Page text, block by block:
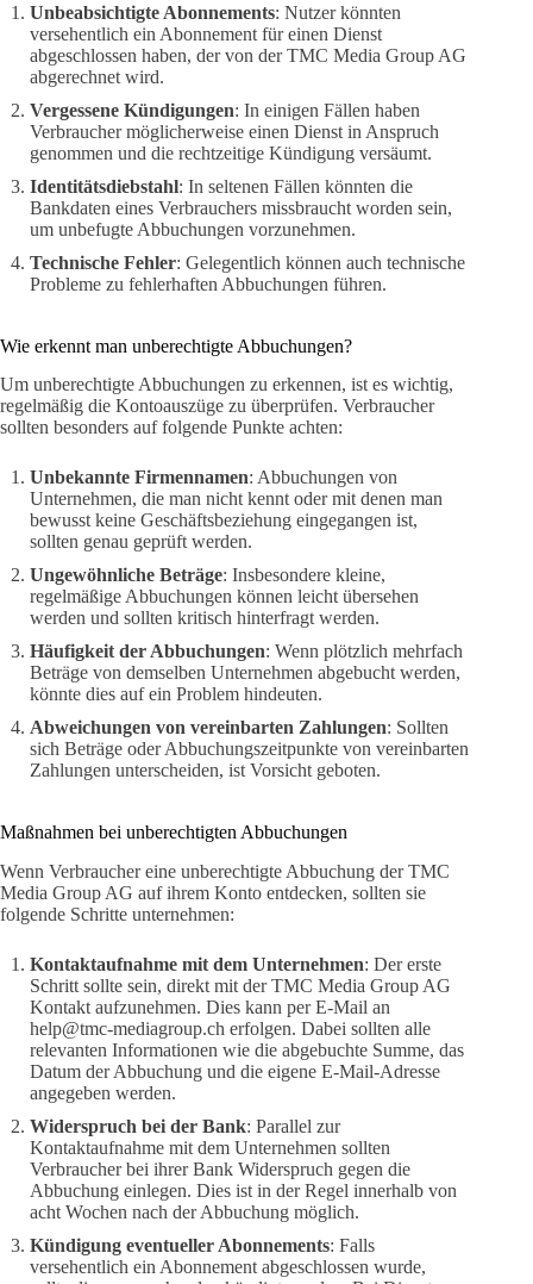
Unbeabsichtigte Abonnements: Nutzer könnten
versehentlich ein Abonnement für einen Dienst
abgeschlossen haben, der von der TMC Media Group AG
abgerechnet wird.
Vergessene Kündigungen: In einigen Fällen haben
Verbraucher möglicherweise einen Dienst in Anspruch
genommen und die rechtzeitige Kündigung versäumt.
Identitätsdiebstahl: In seltenen Fällen könnten die
Bankdaten eines Verbrauchers missbraucht worden sein,
um unbefugte Abbuchungen vorzunehmen.
Technische Fehler: Gelegentlich können auch technische
Probleme zu fehlerhaften Abbuchungen führen.
Wie erkennt man unberechtigte Abbuchungen?
Um unberechtigte Abbuchungen zu erkennen, ist es wichtig,
regelmäßig die Kontoauszüge zu überprüfen. Verbraucher
sollten besonders auf folgende Punkte achten:
Unbekannte Firmennamen: Abbuchungen von
Unternehmen, die man nicht kennt oder mit denen man
bewusst keine Geschäftsbeziehung eingegangen ist,
sollten genau geprüft werden.
Ungewöhnliche Beträge: Insbesondere kleine,
regelmäßige Abbuchungen können leicht übersehen
werden und sollten kritisch hinterfragt werden.
Häufigkeit der Abbuchungen: Wenn plötzlich mehrfach
Beträge von demselben Unternehmen abgebucht werden,
könnte dies auf ein Problem hindeuten.
Abweichungen von vereinbarten Zahlungen: Sollten
sich Beträge oder Abbuchungszeitpunkte von vereinbarten
Zahlungen unterscheiden, ist Vorsicht geboten.
Maßnahmen bei unberechtigten Abbuchungen
Wenn Verbraucher eine unberechtigte Abbuchung der TMC
Media Group AG auf ihrem Konto entdecken, sollten sie
folgende Schritte unternehmen:
Kontaktaufnahme mit dem Unternehmen: Der erste
Schritt sollte sein, direkt mit der TMC Media Group AG
Kontakt aufzunehmen. Dies kann per E-Mail an
help@tmc-mediagroup.ch erfolgen. Dabei sollten alle
relevanten Informationen wie die abgebuchte Summe, das
Datum der Abbuchung und die eigene E-Mail-Adresse
angegeben werden.
Widerspruch bei der Bank: Parallel zur
Kontaktaufnahme mit dem Unternehmen sollten
Verbraucher bei ihrer Bank Widerspruch gegen die
Abbuchung einlegen. Dies ist in der Regel innerhalb von
acht Wochen nach der Abbuchung möglich.
Kündigung eventueller Abonnements: Falls
versehentlich ein Abonnement abgeschlossen wurde,